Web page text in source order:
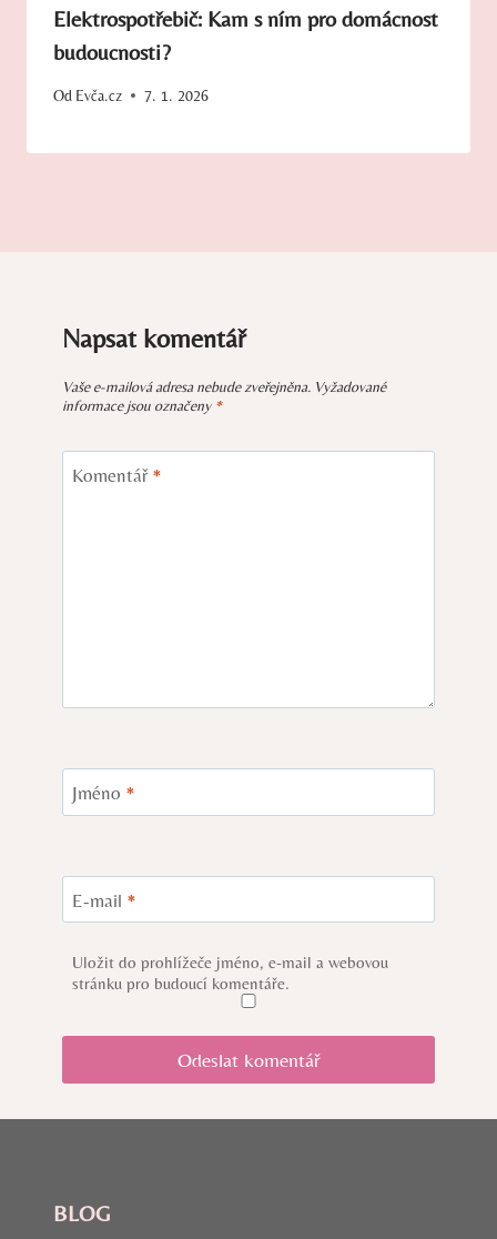
Elektrospotřebič: Kam s ním pro domácnost
budoucnosti?
Od Evča.cz 7. 1. 2026
Napsat komentář
Vaše e-mailová adresa nebude zveřejněna. Vyžadované
informace jsou označeny *
Komentář *
Jméno *
E-mail *
Uložit do prohlížeče jméno, e-mail a webovou
stránku pro budoucí komentáře.
BLOG